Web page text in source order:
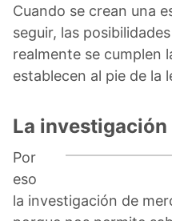
Cuando se crean una
seguir, las
realmente se cumplen
establecen al pie de la
La investigación
Por
eso
la investigación de